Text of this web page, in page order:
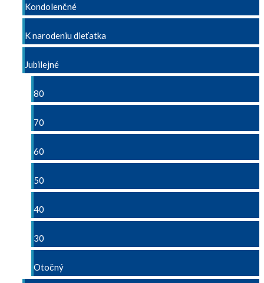
Kondolenčné
K narodeniu dieťatka
Jubilejné
80
70
60
50
40
30
Otočný